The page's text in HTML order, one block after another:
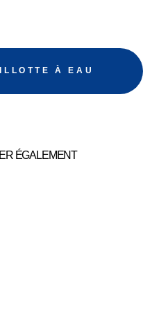
À EAU
ÉGALEMENT